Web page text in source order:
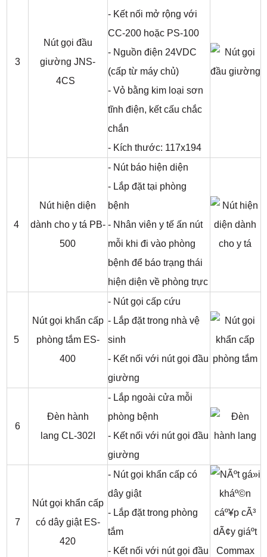
3
Nút gọi đầu
giường JNS-
4CS
- Kết nối mở rộng với
CC-200 hoặc PS-100
- Nguồn điện 24VDC
(cấp từ máy chủ)
- Vỏ bằng kim loại sơn
tĩnh điện, kết cấu chắc
chắn
- Kích thước: 117x194
4
Nút hiện diện
dành cho y tá PB-
500
- Nút báo hiện diện
- Lắp đặt tại phòng
bệnh
- Nhân viên y tế ấn nút
mỗi khi đi vào phòng
bệnh để báo trạng thái
hiện diện về phòng trực
5
Nút gọi khẩn cấp
phòng tắm ES-
400
- Nút gọi cấp cứu
- Lắp đặt trong nhà vệ
sinh
- Kết nối với nút gọi đầu
giường
6
Đèn hành
lang CL-302I
- Lắp ngoài cửa mỗi
phòng bệnh
- Kết nối với nút gọi đầu
giường
7
Nút gọi khẩn cấp
có dây giật ES-
420
- Nút gọi khẩn cấp có
dây giật
- Lắp đặt trong phòng
tắm
- Kết nối với nút gọi đầu